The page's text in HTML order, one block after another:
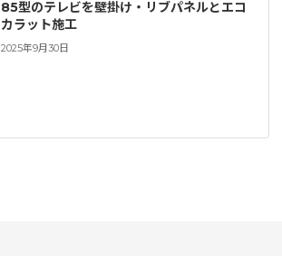
85型のテレビを壁掛け・リブパネルとエコ
カラット施工
2025年9月30日